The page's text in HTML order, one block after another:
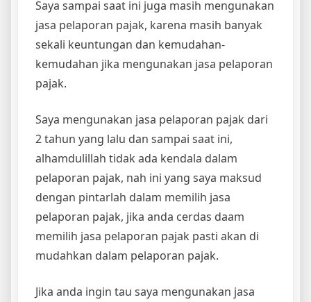
Saya sampai saat ini juga masih mengunakan
jasa pelaporan pajak, karena masih banyak
sekali keuntungan dan kemudahan-
kemudahan jika mengunakan jasa pelaporan
pajak.
Saya mengunakan jasa pelaporan pajak dari
2 tahun yang lalu dan sampai saat ini,
alhamdulillah tidak ada kendala dalam
pelaporan pajak, nah ini yang saya maksud
dengan pintarlah dalam memilih jasa
pelaporan pajak, jika anda cerdas daam
memilih jasa pelaporan pajak pasti akan di
mudahkan dalam pelaporan pajak.
Jika anda ingin tau saya mengunakan jasa